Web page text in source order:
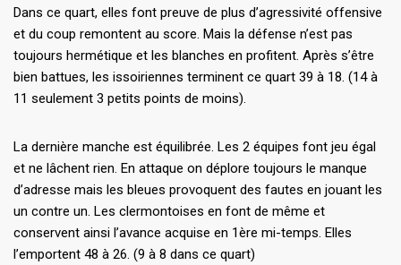
Dans ce quart, elles font preuve de plus d’agressivité offensive
et du coup remontent au score. Mais la défense n’est pas
toujours hermétique et les blanches en profitent. Après s’être
bien battues, les issoiriennes terminent ce quart 39 à 18. (14 à
11 seulement 3 petits points de moins).
La dernière manche est équilibrée. Les 2 équipes font jeu égal
et ne lâchent rien. En attaque on déplore toujours le manque
d’adresse mais les bleues provoquent des fautes en jouant les
un contre un. Les clermontoises en font de même et
conservent ainsi l’avance acquise en 1ère mi-temps. Elles
l’emportent 48 à 26. (9 à 8 dans ce quart)